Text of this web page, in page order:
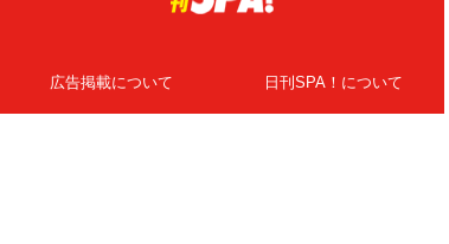
広告掲載について 日刊SPA！について